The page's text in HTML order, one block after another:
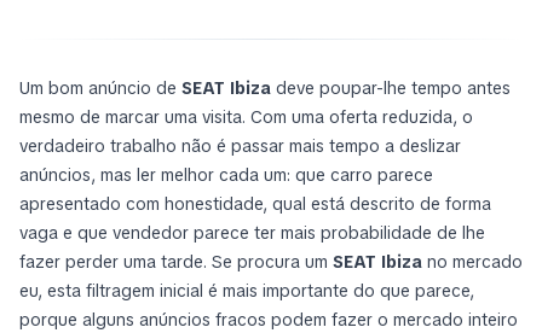
Um bom anúncio de SEAT Ibiza deve poupar-lhe tempo antes
mesmo de marcar uma visita. Com uma oferta reduzida, o
verdadeiro trabalho não é passar mais tempo a deslizar
anúncios, mas ler melhor cada um: que carro parece
apresentado com honestidade, qual está descrito de forma
vaga e que vendedor parece ter mais probabilidade de lhe
fazer perder uma tarde. Se procura um SEAT Ibiza no mercado
eu, esta filtragem inicial é mais importante do que parece,
porque alguns anúncios fracos podem fazer o mercado inteiro